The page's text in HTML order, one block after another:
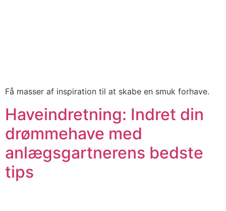
Få masser af inspiration til at skabe en smuk forhave.
Haveindretning: Indret din
drømmehave med
anlægsgartnerens bedste
tips